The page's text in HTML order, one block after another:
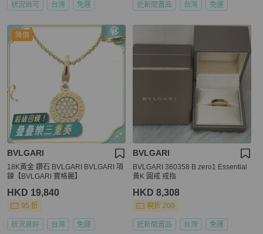
狀況尚可 台灣 免運 近新閒置品 台灣 免運
降價
BVLGARI
18K黃金 鑽石 BVLGARI BVLGARI 項
鍊【BVLGARI 寶格麗】
HKD 19,840
95 折
狀況良好 台灣 免運
BVLGARI
BVLGARI 360358 B.zero1 Essential
黃K 圓戒 戒指
HKD 8,308
現折 200
近新閒置品 台灣 免運